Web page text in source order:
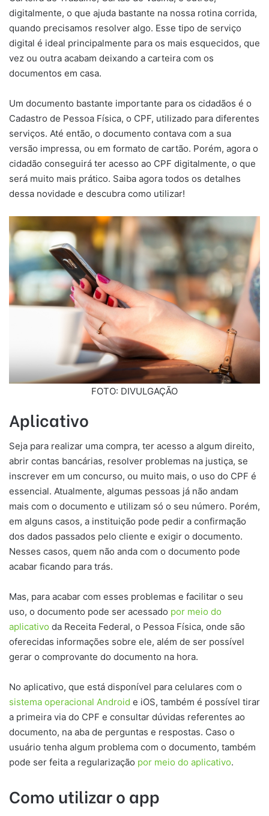
digitalmente, o que ajuda bastante na nossa rotina corrida,
quando precisamos resolver algo. Esse tipo de serviço
digital é ideal principalmente para os mais esquecidos, que
vez ou outra acabam deixando a carteira com os
documentos em casa.
Um documento bastante importante para os cidadãos é o
Cadastro de Pessoa Física, o CPF, utilizado para diferentes
serviços. Até então, o documento contava com a sua
versão impressa, ou em formato de cartão. Porém, agora o
cidadão conseguirá ter acesso ao CPF digitalmente, o que
será muito mais prático. Saiba agora todos os detalhes
dessa novidade e descubra como utilizar!
FOTO: DIVULGAÇÃO
Aplicativo
Seja para realizar uma compra, ter acesso a algum direito,
abrir contas bancárias, resolver problemas na justiça, se
inscrever em um concurso, ou muito mais, o uso do CPF é
essencial. Atualmente, algumas pessoas já não andam
mais com o documento e utilizam só o seu número. Porém,
em alguns casos, a instituição pode pedir a confirmação
dos dados passados pelo cliente e exigir o documento.
Nesses casos, quem não anda com o documento pode
acabar ficando para trás.
Mas, para acabar com esses problemas e facilitar o seu
uso, o documento pode ser acessado por meio do
aplicativo da Receita Federal, o Pessoa Física, onde são
oferecidas informações sobre ele, além de ser possível
gerar o comprovante do documento na hora.
No aplicativo, que está disponível para celulares com o
sistema operacional Android e iOS, também é possível tirar
a primeira via do CPF e consultar dúvidas referentes ao
documento, na aba de perguntas e respostas. Caso o
usuário tenha algum problema com o documento, também
pode ser feita a regularização por meio do aplicativo.
Como utilizar o app